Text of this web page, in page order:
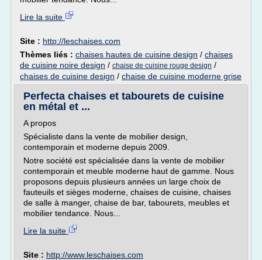
Lire la suite
Site : http://leschaises.com
Thèmes liés : chaises hautes de cuisine design / chaises
de cuisine noire design / chaise de cuisine rouge design /
chaises de cuisine design / chaise de cuisine moderne grise
Perfecta chaises et tabourets de cuisine
en métal et ...
A propos
Spécialiste dans la vente de mobilier design,
contemporain et moderne depuis 2009.
Notre société est spécialisée dans la vente de mobilier
contemporain et meuble moderne haut de gamme. Nous
proposons depuis plusieurs années un large choix de
fauteuils et sièges moderne, chaises de cuisine, chaises
de salle à manger, chaise de bar, tabourets, meubles et
mobilier tendance. Nous...
Lire la suite
Site : http://www.leschaises.com